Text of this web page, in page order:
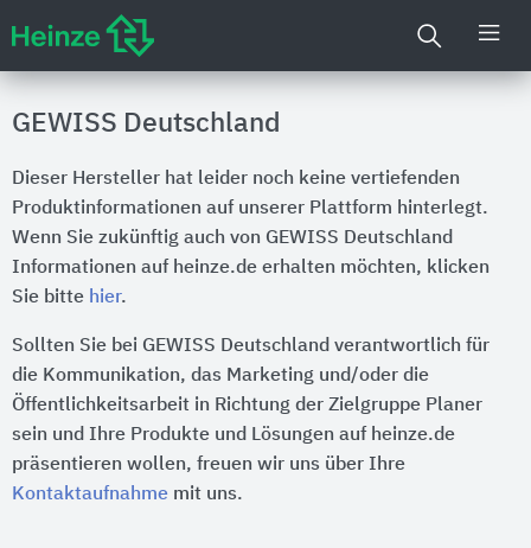
GEWISS Deutschland
Dieser Hersteller hat leider noch keine vertiefenden
Produktinformationen auf unserer Plattform hinterlegt.
Wenn Sie zukünftig auch von GEWISS Deutschland
Informationen auf heinze.de erhalten möchten, klicken
Sie bitte hier.
Sollten Sie bei GEWISS Deutschland verantwortlich für
die Kommunikation, das Marketing und/oder die
Öffentlichkeitsarbeit in Richtung der Zielgruppe Planer
sein und Ihre Produkte und Lösungen auf heinze.de
präsentieren wollen, freuen wir uns über Ihre
Kontaktaufnahme mit uns.